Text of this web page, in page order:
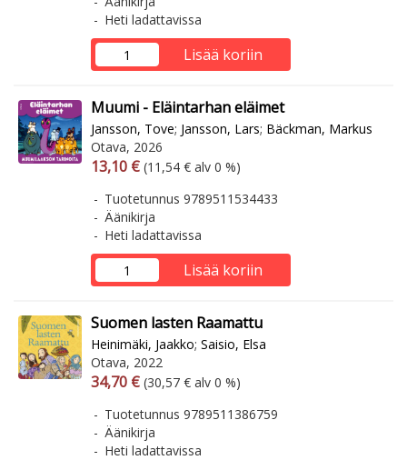
Heti ladattavissa
Lisää koriin
Muumi - Eläintarhan eläimet
Jansson, Tove; Jansson, Lars; Bäckman, Markus
Otava, 2026
Arvonlisäverollinen hinta
13,10 € Arvonlisäveroton hinta
(11,54 € alv 0 %)
Tuotetunnus 9789511534433
Äänikirja
Heti ladattavissa
Lisää koriin
Suomen lasten Raamattu
Heinimäki, Jaakko; Saisio, Elsa
Otava, 2022
Arvonlisäverollinen hinta
34,70 € Arvonlisäveroton hinta
(30,57 € alv 0 %)
Tuotetunnus 9789511386759
Äänikirja
Heti ladattavissa